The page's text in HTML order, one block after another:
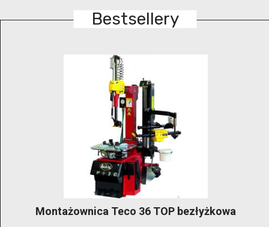
Bestsellery
Montażownica Teco 36 TOP bezłyżkowa